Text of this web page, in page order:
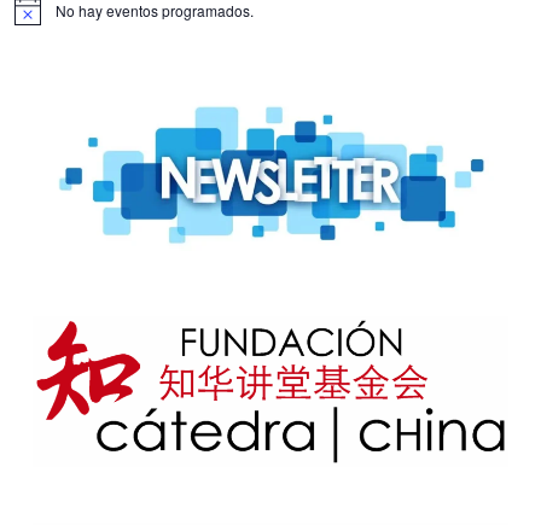
Aviso No hay eventos programados.